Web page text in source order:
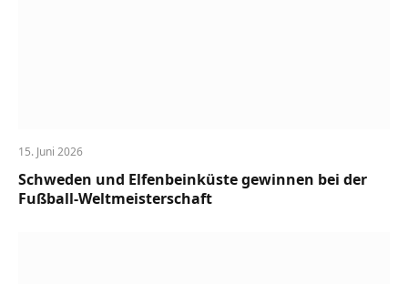
15. Juni 2026
Schweden und Elfenbeinküste gewinnen bei der
Fußball-Weltmeisterschaft